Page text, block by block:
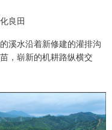
良田
溪水沿着新修建的灌排沟
，崭新的机耕路纵横交